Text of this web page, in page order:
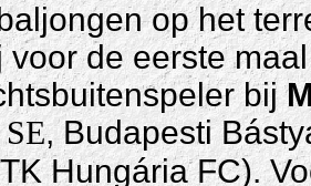
op het
voor de eerste
bij
, Budapesti
Hungária FC).